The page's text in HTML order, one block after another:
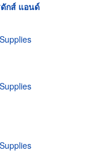
กส์ แอนด์